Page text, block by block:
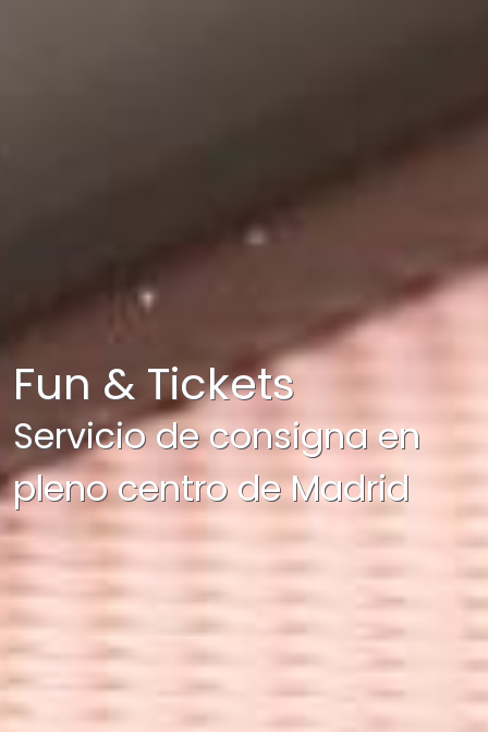
Fun & Tickets
Servicio de consigna en
pleno centro de Madrid